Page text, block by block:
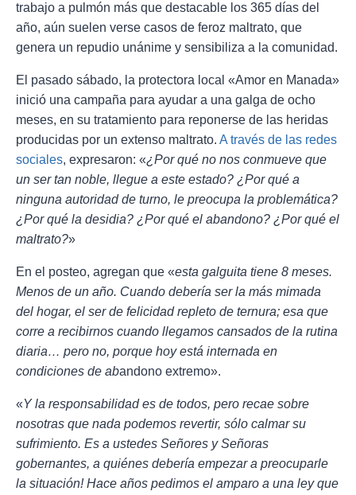
trabajo a pulmón más que destacable los 365 días del
año, aún suelen verse casos de feroz maltrato, que
genera un repudio unánime y sensibiliza a la comunidad.
El pasado sábado, la protectora local «Amor en Manada»
inició una campaña para ayudar a una galga de ocho
meses, en su tratamiento para reponerse de las heridas
producidas por un extenso maltrato. A través de las redes
sociales, expresaron: «¿Por qué no nos conmueve que
un ser tan noble, llegue a este estado? ¿Por qué a
ninguna autoridad de turno, le preocupa la problemática?
¿Por qué la desidia? ¿Por qué el abandono? ¿Por qué el
maltrato?»
En el posteo, agregan que «esta galguita tiene 8 meses.
Menos de un año. Cuando debería ser la más mimada
del hogar, el ser de felicidad repleto de ternura; esa que
corre a recibirnos cuando llegamos cansados de la rutina
diaria… pero no, porque hoy está internada en
condiciones de abandono extremo».
«Y la responsabilidad es de todos, pero recae sobre
nosotras que nada podemos revertir, sólo calmar su
sufrimiento. Es a ustedes Señores y Señoras
gobernantes, a quiénes debería empezar a preocuparle
la situación! Hace años pedimos el amparo a una ley que